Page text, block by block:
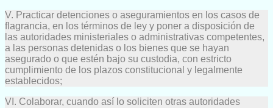
V. Practicar detenciones o aseguramientos en los casos de
flagrancia, en los términos de ley y poner a disposición de
las autoridades ministeriales o administrativas competentes,
a las personas detenidas o los bienes que se hayan
asegurado o que estén bajo su custodia, con estricto
cumplimiento de los plazos constitucional y legalmente
establecidos;
VI. Colaborar, cuando así lo soliciten otras autoridades